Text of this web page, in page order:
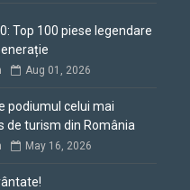
Top 100 piese legendare
Aug 01, 2026
podiumul celui mai
de turism din România
May 16, 2026